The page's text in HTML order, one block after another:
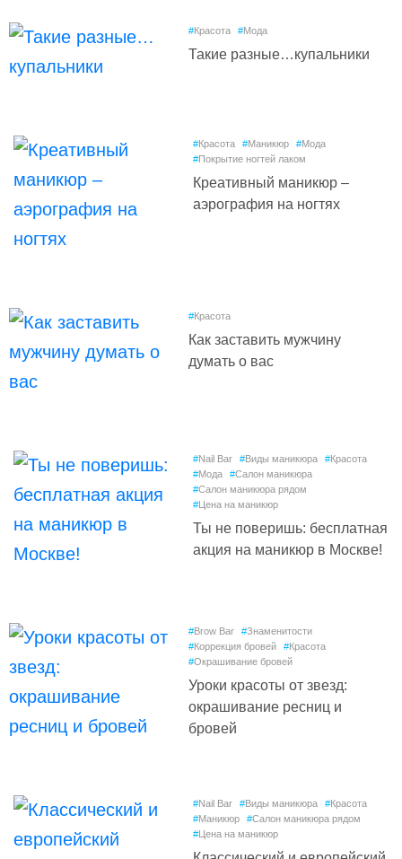
#Красота #Мода
Такие разные…купальники
#Красота #Маникюр #Мода
#Покрытие ногтей лаком
Креативный маникюр –
аэрография на ногтях
#Красота
Как заставить мужчину
думать о вас
#Nail Bar #Виды маникюра #Красота
#Мода #Салон маникюра
#Салон маникюра рядом
#Цена на маникюр
Ты не поверишь: бесплатная
акция на маникюр в Москве!
#Brow Bar #Знаменитости
#Коррекция бровей #Красота
#Окрашивание бровей
Уроки красоты от звезд:
окрашивание ресниц и
бровей
#Nail Bar #Виды маникюра #Красота
#Маникюр #Салон маникюра рядом
#Цена на маникюр